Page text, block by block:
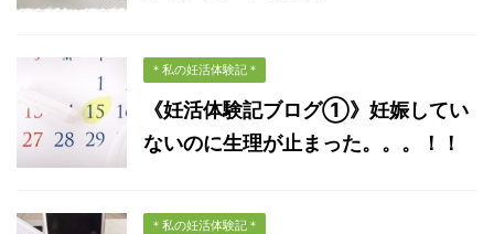
＊私の妊活体験記＊
《妊活体験記ブログ①》妊娠してい
ないのに生理が止まった。。。！！
＊私の妊活体験記＊